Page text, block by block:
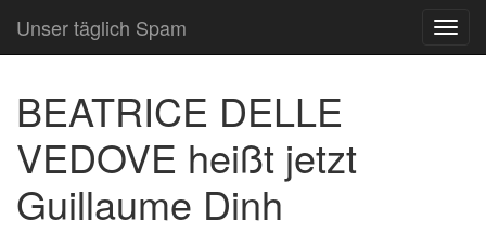
Unser täglich Spam
BEATRICE DELLE
VEDOVE heißt jetzt
Guillaume Dinh